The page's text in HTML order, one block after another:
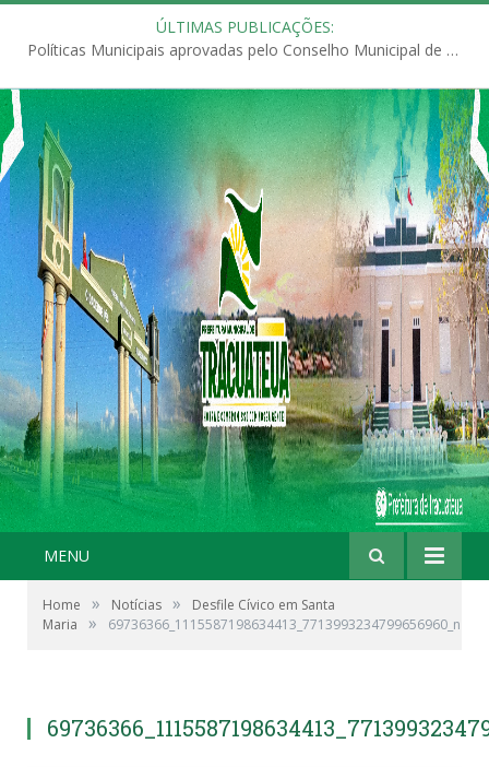
ÚLTIMAS PUBLICAÇÕES:
Políticas Municipais aprovadas pelo Conselho Municipal de Educação (CME)
MENU
Home » Notícias »
Desfile Cívico em Santa
Maria
» 69736366_1115587198634413_7713993234799656960_n